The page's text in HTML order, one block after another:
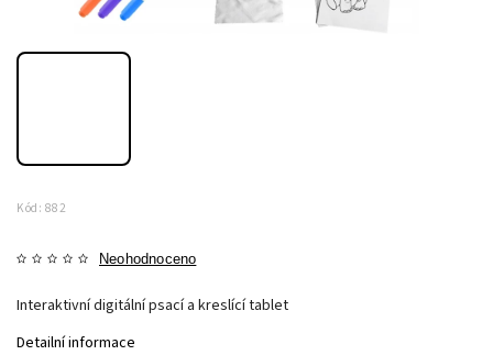
Kód: 882
Neohodnoceno
Interaktivní digitální psací a kreslící tablet
Detailní informace